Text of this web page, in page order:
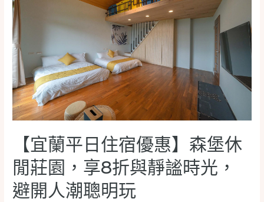
【宜蘭平日住宿優惠】森堡休
閒莊園，享8折與靜謐時光，
避開人潮聰明玩